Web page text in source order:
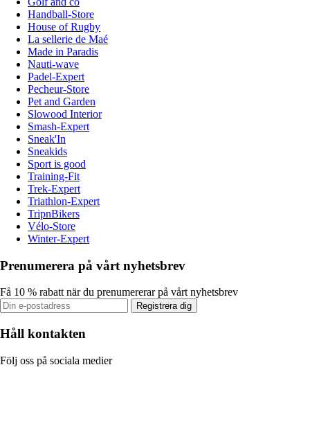
Handball-Store
House of Rugby
La sellerie de Maé
Made in Paradis
Nauti-wave
Padel-Expert
Pecheur-Store
Pet and Garden
Slowood Interior
Smash-Expert
Sneak'In
Sneakids
Sport is good
Training-Fit
Trek-Expert
Triathlon-Expert
TripnBikers
Vélo-Store
Winter-Expert
Prenumerera på vårt nyhetsbrev
Få 10 % rabatt när du prenumererar på vårt nyhetsbrev
Registrera dig
Håll kontakten
Följ oss på sociala medier